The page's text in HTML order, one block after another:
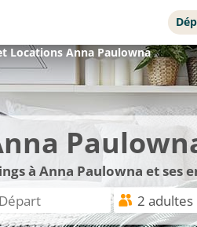
LocationsAnna Paulowna
à Anna Paulowna et ses